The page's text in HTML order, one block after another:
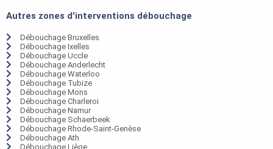
Autres zones d'interventions débouchage
Débouchage Bruxelles
Débouchage Ixelles
Débouchage Uccle
Débouchage Anderlecht
Débouchage Waterloo
Débouchage Tubize
Débouchage Mons
Débouchage Charleroi
Débouchage Namur
Débouchage Schaerbeek
Débouchage Rhode-Saint-Genèse
Débouchage Ath
Débouchage Liège